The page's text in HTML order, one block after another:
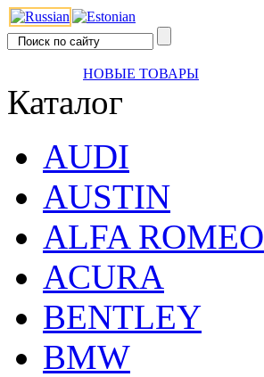
НОВЫЕ ТОВАРЫ
Каталог
AUDI
AUSTIN
ALFA ROMEO
ACURA
BENTLEY
BMW